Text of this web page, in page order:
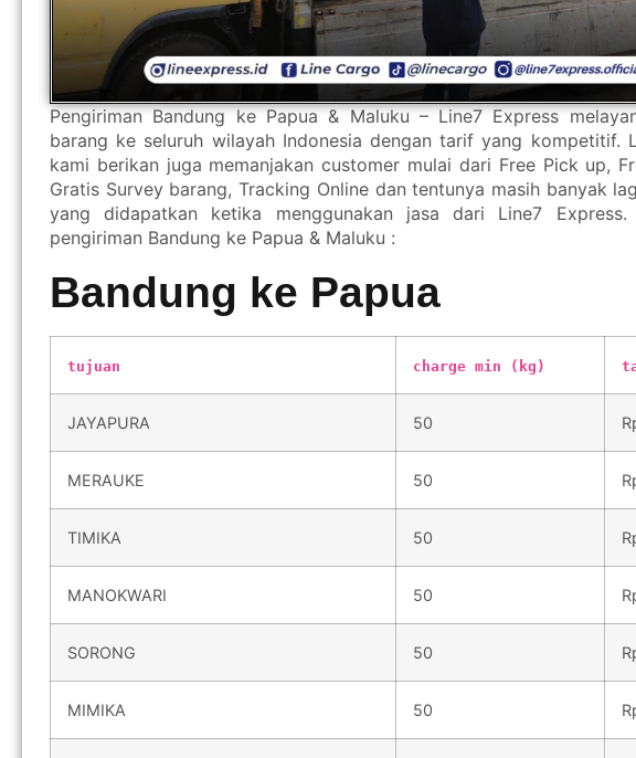
Pengiriman Bandung ke Papua & Maluku – Line7 Express
barang ke seluruh wilayah Indonesia dengan tarif yang kompetitif.
kami berikan juga memanjakan customer mulai dari Free Pick up,
Gratis Survey barang, Tracking Online dan tentunya masih banyak
yang didapatkan ketika menggunakan jasa dari Line7 Express.
pengiriman Bandung ke Papua & Maluku :
Bandung ke Papua
tujuan charge min (kg)
JAYAPURA 50
MERAUKE 50
TIMIKA 50
MANOKWARI 50
SORONG 50
MIMIKA 50